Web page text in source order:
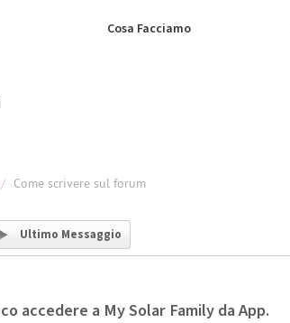
Cosa Facciamo
Come scrivere sul forum
Ultimo Messaggio
accedere a My Solar Family da App.